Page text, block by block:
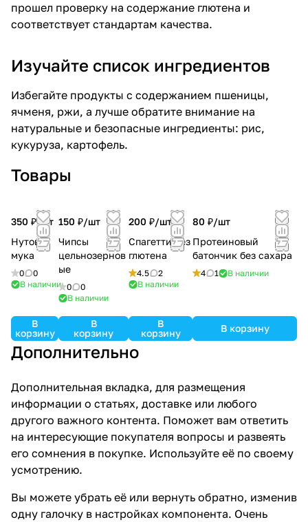
прошел проверку на содержание глютена и
соответствует стандартам качества.
Изучайте список ингредиентов
Избегайте продукты с содержанием пшеницы,
ячменя, ржи, а лучше обратите внимание на
натуральные и безопасные ингредиенты: рис,
кукуруза, картофель.
Товары
350 ₽/шт
Нутовая
мука
0
0
В наличии
В
корзину
150 ₽/шт
Чипсы
цельнозернов
ые
0
0
В наличии
В
корзину
200 ₽/шт
Спагетти без
глютена
4.5
2
В наличии
В
корзину
80 ₽/шт
Протеиновый
батончик без сахара
4 1 В наличии
В корзину
Дополнительно
Дополнительная вкладка, для размещения
информации о статьях, доставке или любого
другого важного контента. Поможет вам ответить
на интересующие покупателя вопросы и развеять
его сомнения в покупке. Используйте её по своему
усмотрению.
Вы можете убрать её или вернуть обратно, изменив
одну галочку в настройках компонента. Очень